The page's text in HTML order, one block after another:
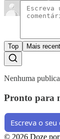
Top Mais
Nenhuma
Pronto para
© 2026 Doze